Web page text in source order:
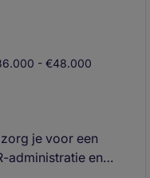
- €48.000
je voor een
administratie en